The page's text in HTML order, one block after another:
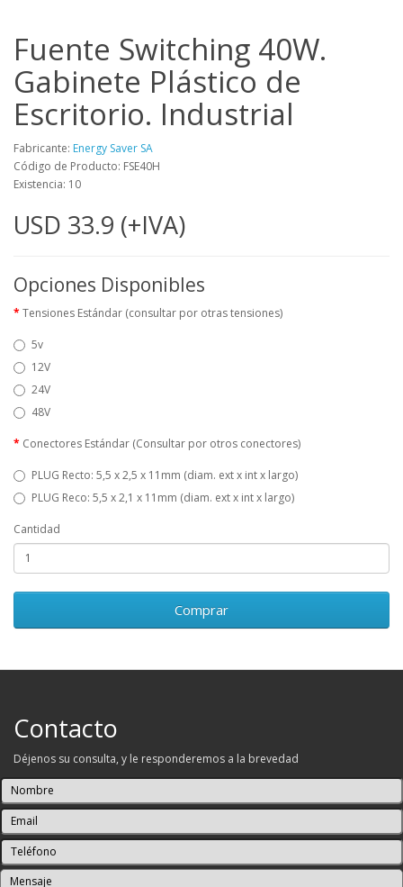
Fuente Switching 40W.
Gabinete Plástico de
Escritorio. Industrial
Fabricante: Energy Saver SA
Código de Producto: FSE40H
Existencia: 10
USD 33.9 (+IVA)
Opciones Disponibles
Tensiones Estándar (consultar por otras tensiones)
5v
12V
24V
48V
Conectores Estándar (Consultar por otros conectores)
PLUG Recto: 5,5 x 2,5 x 11mm (diam. ext x int x largo)
PLUG Reco: 5,5 x 2,1 x 11mm (diam. ext x int x largo)
Cantidad
Comprar
Contacto
Déjenos su consulta, y le responderemos a la brevedad